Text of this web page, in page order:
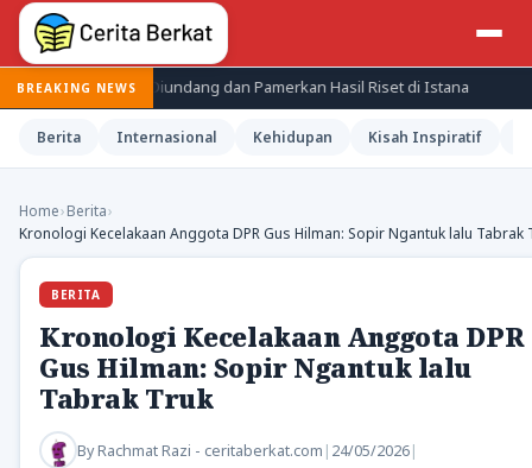
BREAKING NEWS
BRIN Diundang dan Pamerkan Hasil Riset di Istana
Berita Internasional Kehidupan Kisah Inspiratif
Home›Berita›
Kronologi Kecelakaan Anggota DPR Gus Hilman: Sopir Ngantuk lalu Tabrak
BERITA
Kronologi Kecelakaan Anggota DPR
Gus Hilman: Sopir Ngantuk lalu
Tabrak Truk
ByRachmat Razi - ceritaberkat.com | 24/05/2026|